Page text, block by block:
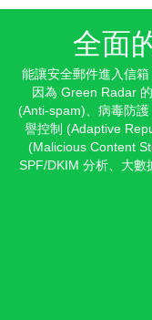
全面
能讓安全郵件進入信
因為 Green Radar的
(Anti-spam) 、病毒防護
譽控制 (Adaptive
(Malicious Content
SPF/DKIM 分析、大數